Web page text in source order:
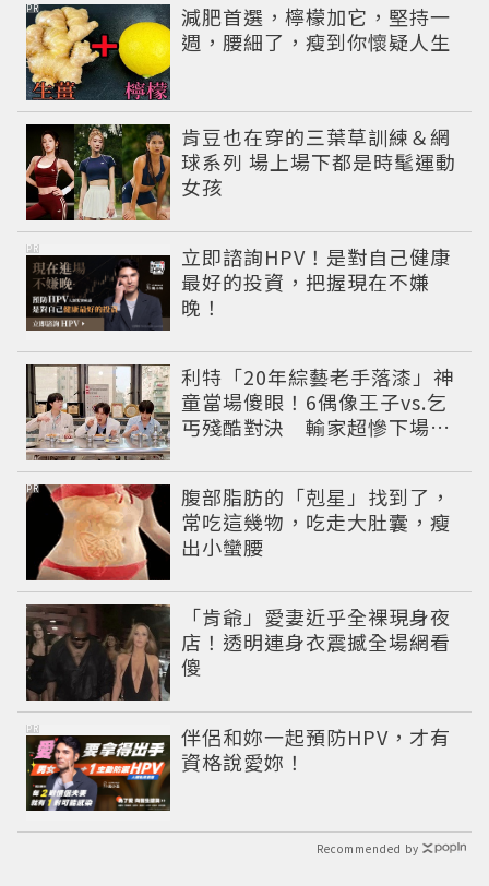
減肥首選，檸檬加它，堅持一
週，腰細了，瘦到你懷疑人生
PR
肯豆也在穿的三葉草訓練＆網
球系列 場上場下都是時髦運動
女孩
立即諮詢HPV！是對自己健康
最好的投資，把握現在不嫌
晚！
PR
利特「20年綜藝老手落漆」神
童當場傻眼！6偶像王子vs.乞
丐殘酷對決 輸家超慘下場出
腹部脂肪的「剋星」找到了，
常吃這幾物，吃走大肚囊，瘦
出小蠻腰
PR
「肯爺」愛妻近乎全裸現身夜
店！透明連身衣震撼全場網看
傻
伴侶和妳一起預防HPV，才有
資格說愛妳！
PR
Recommended by